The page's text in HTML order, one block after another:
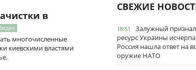
в
многочисленные
киевскими властями
СВЕЖИЕ
18:51
Залужный
ресурс Украины
Россия нашла ответ на
оружие НАТО